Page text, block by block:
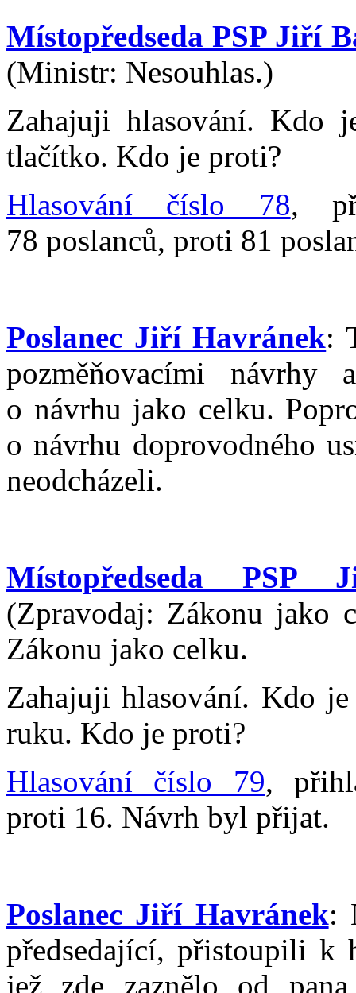
Místopředseda PSP Jiří
(Ministr: Nesouhlas.)
Zahajuji hlasování. Kdo
tlačítko. Kdo je proti?
Hlasování číslo 78,
78 poslanců, proti 81
Poslanec Jiří Havránek:
pozměňovacími
o návrhu jako celku.
o návrhu doprovodného
neodcházeli.
Místopředseda PSP
(Zpravodaj: Zákonu jako
Zákonu jako celku.
Zahajuji hlasování. Kdo
ruku. Kdo je proti?
Hlasování číslo 79,
proti 16. Návrh byl přijat.
Poslanec Jiří Havránek:
předsedající, přistoupili k
jež zde zaznělo od pana